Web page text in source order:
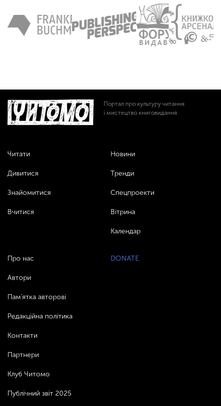
Портал про культуру читання
і мистецтво книговидання
Читати
Дивитися
Знайомитися
Вчитися
Новини
Тренди
Спецпроекти
Вітрина
Календар
Про нас
Автори
Пам’ятка авторові
Редакційна політика
Контакти
Партнери
Клуб Читомо
Публічний звіт 2025
DONATE